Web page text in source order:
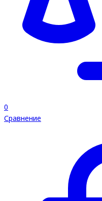
0
Сравнение